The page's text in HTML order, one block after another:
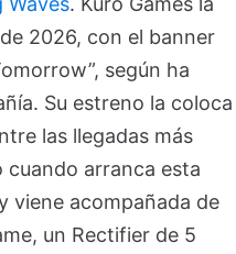
2026, con el banner
según ha
Su estreno la coloca
las llegadas más
cuando arranca esta
viene acompañada de
un Rectifier de 5